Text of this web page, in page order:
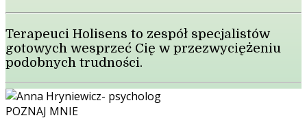
Terapeuci Holisens to zespół specjalistów
gotowych wesprzeć Cię w przezwyciężeniu
podobnych trudności.
POZNAJ MNIE